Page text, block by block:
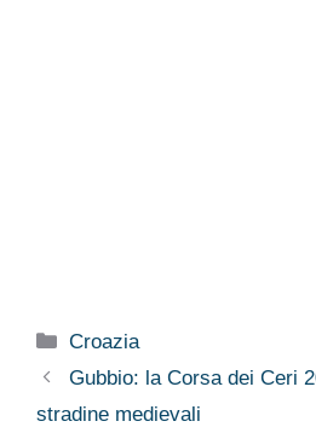
Categorie
Croazia
Gubbio: la Corsa dei Ceri
stradine medievali